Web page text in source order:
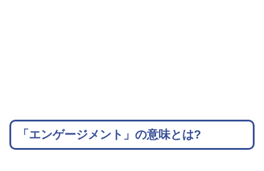
「エンゲージメント」の意味とは?